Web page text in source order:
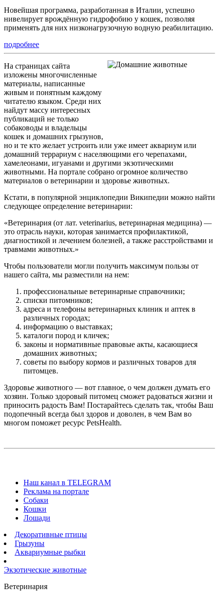
Новейшая программа, разработанная в Италии, успешно
нивелирует врождённую гидрофобию у кошек, позволяя
применять для них низконагрузочную водную реабилитацию.
подробнее
На страницах сайта
изложены многочисленные
материалы, написанные
живым и понятным каждому
читателю языком. Среди них
найдут массу интересных
публикаций не только
собаководы и владельцы
кошек и домашних грызунов,
но и те кто желает устроить или уже имеет аквариум или
домашний террариум с населяющими его черепахами,
хамелеонами, игуанами и другими экзотическими
животными. На портале собрано огромное количество
материалов о ветеринарии и здоровье животных.
Кстати, в популярной энциклопедии Википедии можно найти
следующее определение ветеринарии:
«Ветеринария (от лат. veterinarius, ветеринарная медицина) —
это отрасль науки, которая занимается профилактикой,
диагностикой и лечением болезней, а также расстройствами и
травмами животных.»
Чтобы пользователи могли получить максимум пользы от
нашего сайта, мы разместили на нем:
профессиональные ветеринарные справочники;
списки питомников;
адреса и телефоны ветеринарных клиник и аптек в
различных городах;
информацию о выставках;
каталоги пород и кличек;
законы и нормативные правовые акты, касающиеся
домашних животных;
советы по выбору кормов и различных товаров для
питомцев.
Здоровье животного — вот главное, о чем должен думать его
хозяин. Только здоровый питомец сможет радоваться жизни и
приносить радость Вам! Постарайтесь сделать так, чтобы Ваш
подопечный всегда был здоров и доволен, в чем Вам во
многом поможет ресурс PetsHealth.
Наш канал в TELEGRAM
Реклама на портале
Собаки
Кошки
Лошади
Декоративные птицы
Грызуны
Аквариумные рыбки
Экзотические животные
Ветеринария